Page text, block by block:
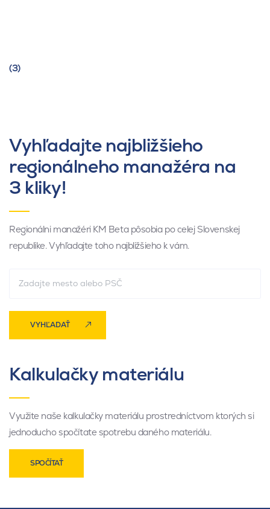
(3)
Vyhľadajte najbližšieho
regionálneho manažéra na
3 kliky!
Regionálni manažéri KM Beta pôsobia po celej Slovenskej
republike. Vyhľadajte toho najbližšieho k vám.
VYHĽADAŤ
Kalkulačky materiálu
Využite naše kalkulačky materiálu prostredníctvom ktorých si
jednoducho spočítate spotrebu daného materiálu.
SPOČÍTAŤ